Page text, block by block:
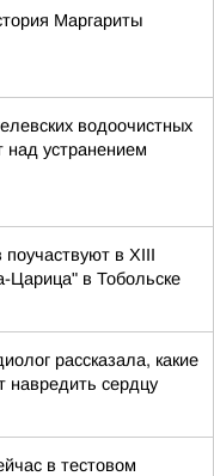
Маргариты
водоочистных
над устранением
в XIII
Царица" в Тобольске
рассказала, какие
навредить сердцу
в тестовом